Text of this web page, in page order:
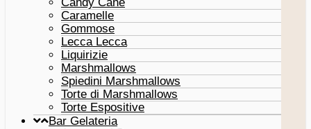
Caramelle
Gommose
Lecca Lecca
Liquirizie
Marshmallows
Spiedini Marshmallows
Torte di Marshmallows
Torte Espositive
Bar Gelateria